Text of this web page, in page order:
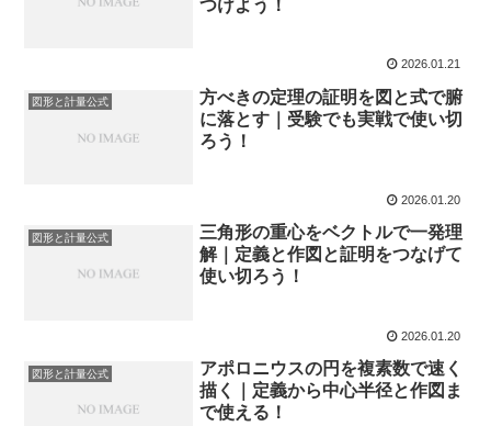
つけよう！
2026.01.21
図形と計量公式
方べきの定理の証明を図と式で腑
に落とす｜受験でも実戦で使い切
ろう！
2026.01.20
図形と計量公式
三角形の重心をベクトルで一発理
解｜定義と作図と証明をつなげて
使い切ろう！
2026.01.20
図形と計量公式
アポロニウスの円を複素数で速く
描く｜定義から中心半径と作図ま
で使える！